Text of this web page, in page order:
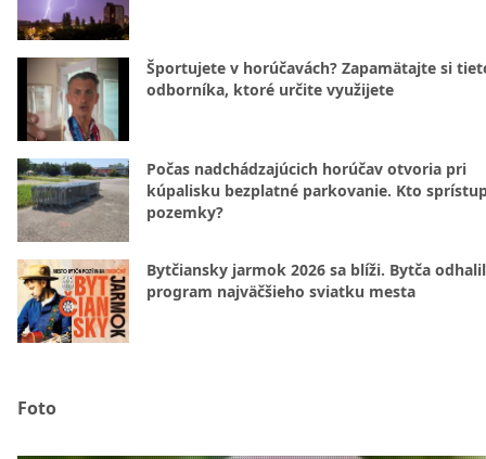
Športujete v horúčavách? Zapamätajte si
odborníka, ktoré určite využijete
Počas nadchádzajúcich horúčav otvoria pri
kúpalisku bezplatné parkovanie. Kto
pozemky?
Bytčiansky jarmok 2026 sa blíži. Bytča
program najväčšieho sviatku mesta
Foto